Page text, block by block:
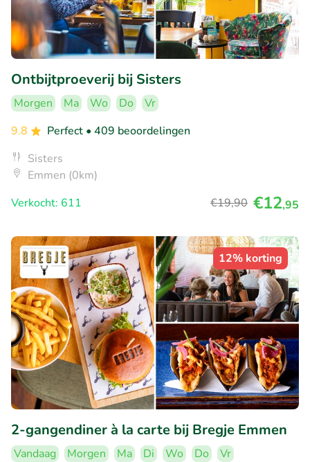
Ontbijtproeverij bij Sisters
Morgen Ma Wo Do
Vr
9.8
Perfect • 409 beoordelingen
Sisters
Emmen (0km)
Verkocht: 611
€19,90 €12,95
12% korting
2-gangendiner à la carte bij Bregje Emmen
Vandaag Morgen Ma Di Wo Do
Vr